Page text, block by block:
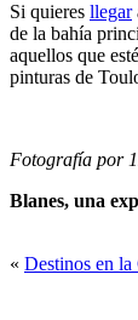
Si quieres llegar
de la bahía
aquellos que
pinturas de
Fotografía por
Blanes, una
« Destinos en la